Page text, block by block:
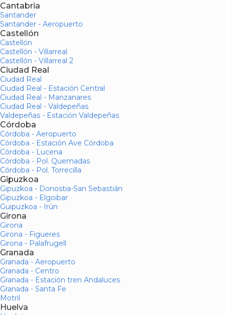
Cantabria
Santander
Santander - Aeropuerto
Castellón
Castellón
Castellón - Villarreal
Castellón - Villarreal 2
Ciudad Real
Ciudad Real
Ciudad Real - Estación Central
Ciudad Real - Manzanares
Ciudad Real - Valdepeñas
Valdepeñas - Estación Valdepeñas
Córdoba
Córdoba - Aeropuerto
Córdoba - Estación Ave Córdoba
Córdoba - Lucena
Córdoba - Pol. Quemadas
Córdoba - Pol. Torrecilla
Gipuzkoa
Gipuzkoa - Donostia-San Sebastián
Gipuzkoa - Elgoibar
Guipuzkoa - Irún
Girona
Girona
Girona - Figueres
Girona - Palafrugell
Granada
Granada - Aeropuerto
Granada - Centro
Granada - Estación tren Andaluces
Granada - Santa Fe
Motril
Huelva